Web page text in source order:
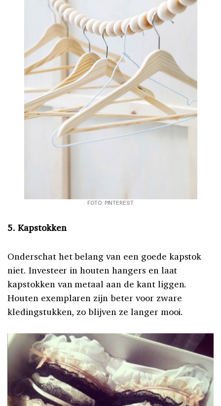
FOTO: PINTEREST
5. Kapstokken
Onderschat het belang van een goede kapstok
niet. Investeer in houten hangers en laat
kapstokken van metaal aan de kant liggen.
Houten exemplaren zijn beter voor zware
kledingstukken, zo blijven ze langer mooi.